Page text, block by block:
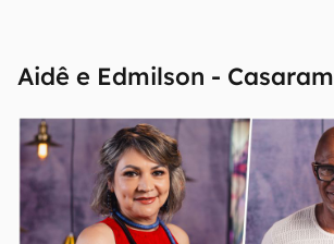
Aidê e Edmilson - Casaram